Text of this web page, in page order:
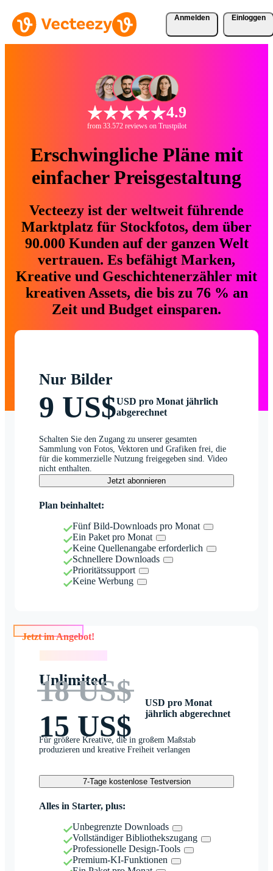
Anmelden Einloggen
4.9
from 33.572 reviews on Trustpilot
Erschwingliche Pläne mit
einfacher Preisgestaltung
Vecteezy ist der weltweit führende
Marktplatz für Stockfotos, dem über
90.000 Kunden auf der ganzen Welt
vertrauen. Es befähigt Marken,
Kreative und Geschichtenerzähler mit
kreativen Assets, die bis zu 76 % an
Zeit und Budget einsparen.
Nur Bilder
9 US$USD pro Monat jährlich
abgerechnet
Schalten Sie den Zugang zu unserer gesamten
Sammlung von Fotos, Vektoren und Grafiken frei, die
für die kommerzielle Nutzung freigegeben sind. Video
nicht enthalten.
Jetzt abonnieren
Plan beinhaltet:
Fünf Bild-Downloads pro Monat
Ein Paket pro Monat
Keine Quellenangabe erforderlich
Schnellere Downloads
Prioritätssupport
Keine Werbung
Jetzt im Angebot!
Unlimited
18 US$
15 US$
USD pro Monat
jährlich abgerechnet
Für größere Kreative, die in großem Maßstab
produzieren und kreative Freiheit verlangen
7-Tage kostenlose Testversion
Alles in Starter, plus:
Unbegrenzte Downloads
Vollständiger Bibliothekszugang
Professionelle Design-Tools
Premium-KI-Funktionen